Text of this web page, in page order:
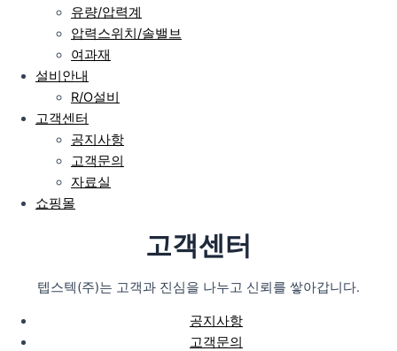
유량/압력계
압력스위치/솔밸브
여과재
설비안내
R/O설비
고객센터
공지사항
고객문의
자료실
쇼핑몰
고객센터
텝스텍(주)는 고객과 진심을 나누고 신뢰를 쌓아갑니다.
공지사항
고객문의